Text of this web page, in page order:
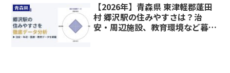
青森県
【2026年】青森県 東津軽郡蓬田
村 郷沢駅の住みやすさは？治
安・周辺施設、教育環境など暮ら